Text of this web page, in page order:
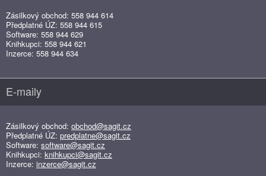
Zásilkový obchod: 558 944 614
Předplatné ÚZ: 558 944 615
Software: 558 944 629
Knihkupci: 558 944 621
Inzerce: 558 944 634
E-maily
Zásilkový obchod: obchod@sagit.cz
Předplatné ÚZ: predplatne@sagit.cz
Software: software@sagit.cz
Knihkupci: knihkupci@sagit.cz
Inzerce: inzerce@sagit.cz